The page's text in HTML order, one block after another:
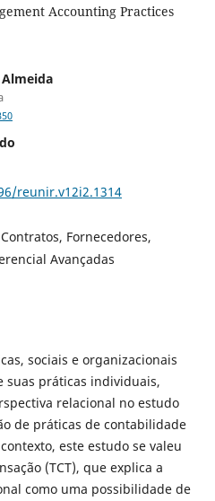
Accounting Practices
reunir.v12i2.1314
Fornecedores,
Avançadas
sociais e organizacionais
suas práticas individuais,
relacional no estudo
de práticas de contabilidade
este estudo se valeu
(TCT), que explica a
como uma possibilidade de